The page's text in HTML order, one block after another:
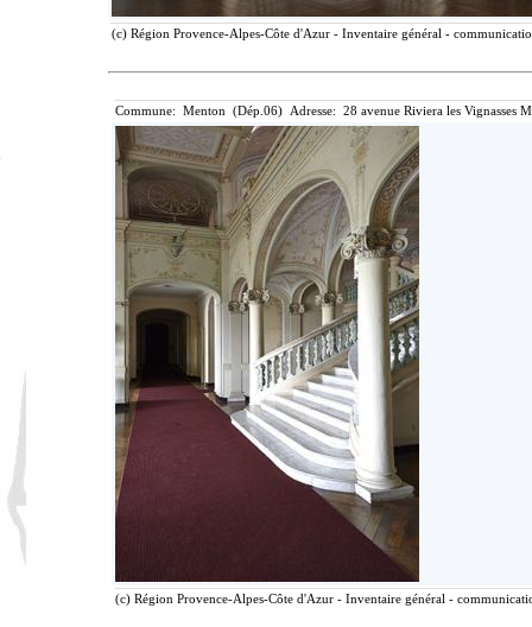
(c) Région Provence-Alpes-Côte d'Azur - Inventaire général -
Commune: Menton (Dép.06) Adresse: 28 avenue Riviera les Vignasses
(c) Région Provence-Alpes-Côte d'Azur - Inventaire général -